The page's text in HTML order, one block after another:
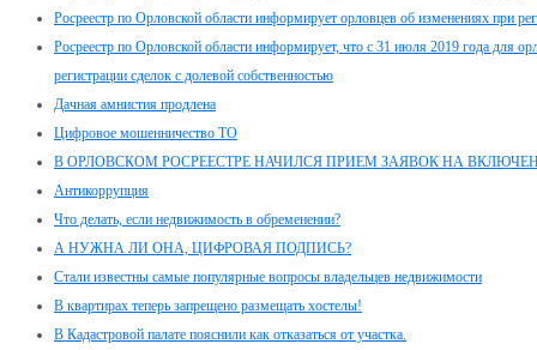
Росреестр по Орловской области информирует орловцев об изменениях при
Росреестр по Орловской области информирует, что с 31 июля 2019 года для
регистрации сделок с долевой собственностью
Дачная амнистия продлена
Цифровое мошенничество ТО
В ОРЛОВСКОМ РОСРЕЕСТРЕ НАЧИЛСЯ ПРИЕМ ЗАЯВОК НА
Антикоррупция
Что делать, если недвижимость в обременении?
А НУЖНА ЛИ ОНА, ЦИФРОВАЯ ПОДПИСЬ?
Стали известны самые популярные вопросы владельцев недвижимости
В квартирах теперь запрещено размещать хостелы!
В Кадастровой палате пояснили как отказаться от участка.